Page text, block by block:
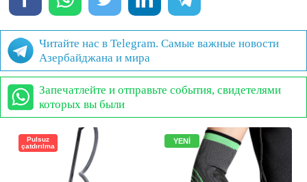
Читайте нас в Telegram. Самые важные новости
Азербайджана и мира
Запечатлейте и отправьте события, свидетелями
которых вы были